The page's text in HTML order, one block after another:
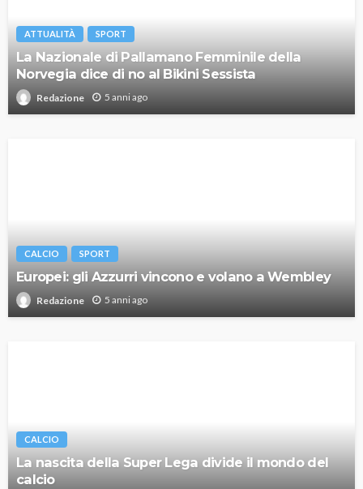
ATTUALITÀ SPORT
La Nazionale di Pallamano Femminile della
Norvegia dice di no al Bikini Sessista
Redazione 5 anni ago
CALCIO SPORT
Europei: gli Azzurri vincono e volano a Wembley
Redazione 5 anni ago
CALCIO
La nascita della Super Lega divide il mondo del
calcio